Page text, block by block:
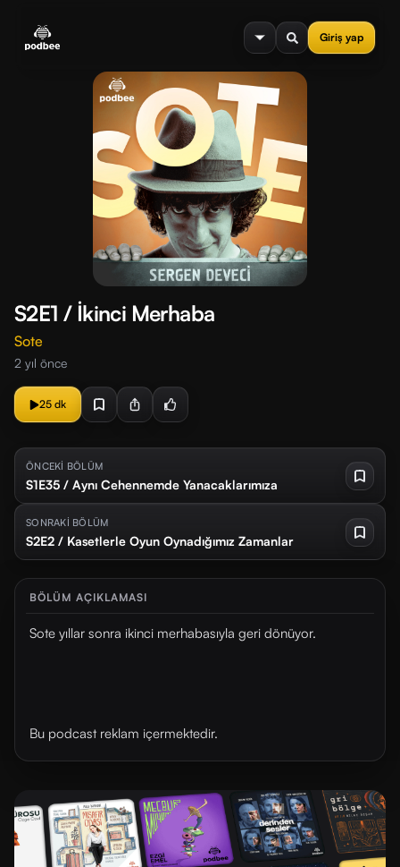
Giriş yap
menu
S2E1 / İkinci Merhaba
Sote
2 yıl önce
25 dk
ÖNCEKİ BÖLÜM
S1E35 / Aynı Cehennemde Yanacaklarımıza
SONRAKİ BÖLÜM
S2E2 / Kasetlerle Oyun Oynadığımız Zamanlar
BÖLÜM AÇIKLAMASI
Sote yıllar sonra ikinci merhabasıyla geri dönüyor.
Bu podcast reklam içermektedir.